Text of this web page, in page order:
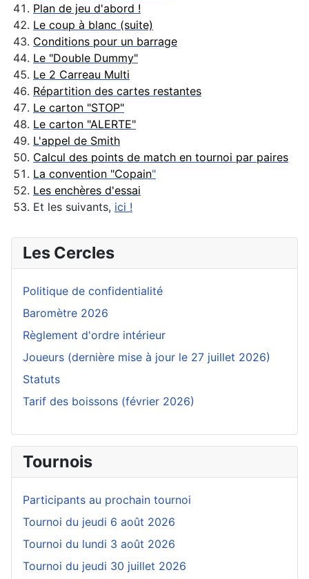
Plan de jeu d'abord !
Le coup à blanc (suite)
Conditions pour un barrage
Le "Double Dummy"
Le 2 Carreau Multi
Répartition des cartes restantes
Le carton "STOP"
Le carton "ALERTE"
L'appel de Smith
Calcul des points de match en tournoi par paires
La convention "Copain"
Les enchères d'essai
Et les suivants, ici !
Les Cercles
Politique de confidentialité
Baromètre 2026
Règlement d'ordre intérieur
Joueurs (dernière mise à jour le 27 juillet 2026)
Statuts
Tarif des boissons (février 2026)
Tournois
Participants au prochain tournoi
Tournoi du jeudi 6 août 2026
Tournoi du lundi 3 août 2026
Tournoi du jeudi 30 juillet 2026